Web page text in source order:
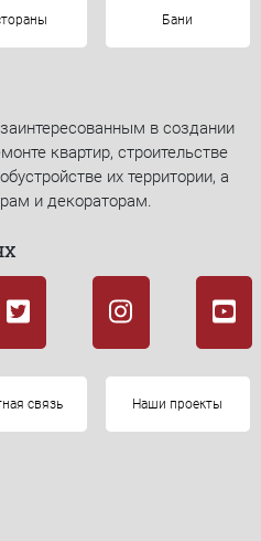
Бани
в создании
квартир, строительстве
их территории, а
и декораторам.
связь Наши проекты